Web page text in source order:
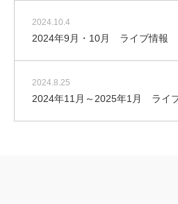
2024.10.4
2024年9月・10月 ライブ情報
2024.8.25
2024年11月～2025年1月 ライ